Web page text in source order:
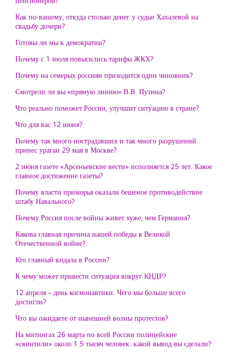
Как по-вашему, откуда столько денег у судьи Хахалевой на
свадьбу дочери?
Готовы ли мы к демократии?
Почему с 1 июля повысились тарифы ЖКХ?
Почему на семерых россиян приходится один чиновник?
Смотрели ли вы «прямую линию» В.В. Путина?
Что реально поможет России, улучшит ситуацию в стране?
Что для вас 12 июня?
Почему так много пострадавших и так много разрушений
принес ураган 29 мая в Москве?
2 июня газете «Арсеньевские вести» исполняется 25 лет. Какое
главное достижение газеты?
Почему власти приморья оказали бешеное противодействие
штабу Навального?
Почему Россия после войны живет хуже, чем Германия?
Какова главная причина нашей победы в Великой
Отечественной войне?
Кто главный кидала в России?
К чему может привести ситуация вокруг КНДР?
12 апреля – день космонавтики. Чего мы больше всего
достигли?
Что вы ожидаете от нынешней волны протестов?
На митингах 26 марта по всей России полицейские
«свинтили» около 1.5 тысяч человек. какой вывод вы сделали?